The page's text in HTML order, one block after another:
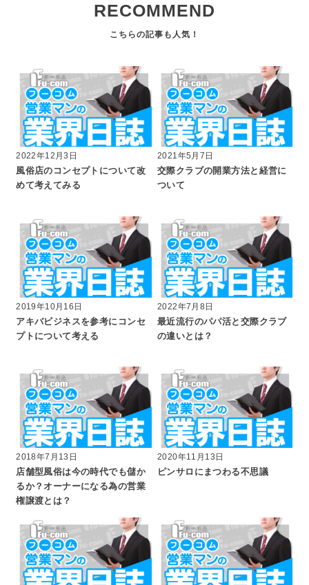
RECOMMEND
2022年12月3日
風俗店のコンセプトについて改
めて考えてみる
2021年5月7日
交際クラブの開業方法と経営に
ついて
2019年10月16日
アキバビジネスを参考にコンセ
プトについて考える
2022年7月8日
最近流行のパパ活と交際クラブ
の違いとは？
2018年7月13日
店舗型風俗は今の時代でも儲か
るか？オーナーになる為の営業
権譲渡とは？
2020年11月13日
ピンサロにまつわる不思議